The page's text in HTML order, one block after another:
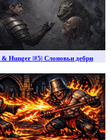
& Hunger |#5| Слоновьи дебри